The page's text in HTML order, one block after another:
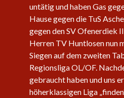
untätig und haben Gas
Hause gegen die TuS
gegen den SV Ofenerdiek
Herren TV Huntlosen nun
Siegen auf dem zweiten
Regionsliga OL/OF.
gebraucht haben und uns
höherklassigen Liga